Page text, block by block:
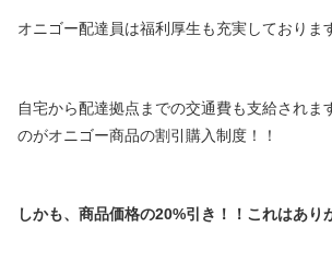
オニゴー配達員は福利厚生も充実しておりま
自宅から配達拠点までの交通費も支給されま
のがオニゴー商品の割引購入制度！！
しかも、商品価格の20%引き！！これはあり